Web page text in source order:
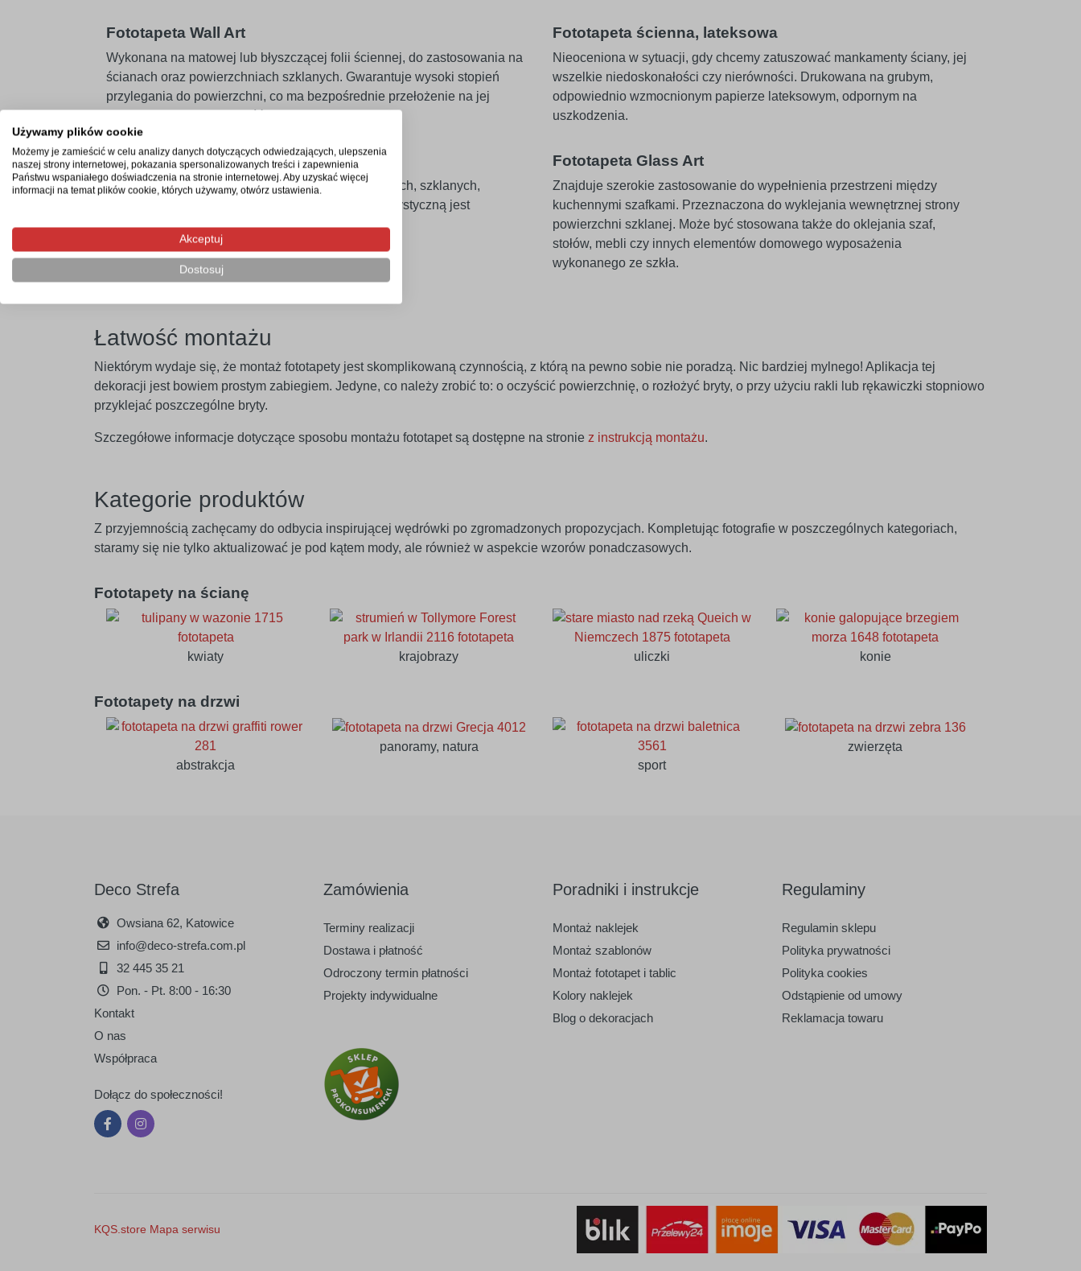
Fototapeta Wall Art
Wykonana na matowej lub błyszczącej folii ściennej, do zastosowania na
ścianach oraz powierzchniach szklanych. Gwarantuje wysoki stopień
przylegania do powierzchni, co ma bezpośrednie przełożenie na jej
Fototapeta Uni Art
Idealnie sprawdza się na powierzchniach metalowych, szklanych,
plastikowych czy drewnianych. Jej cechą charakterystyczną jest
uniwersalność wykorzystania.
Fototapeta ścienna, lateksowa
Nieoceniona w sytuacji, gdy chcemy zatuszować mankamenty ściany, jej
wszelkie niedoskonałości czy nierówności. Drukowana na grubym,
odpowiednio wzmocnionym papierze lateksowym, odpornym na
uszkodzenia.
Fototapeta Glass Art
Znajduje szerokie zastosowanie do wypełnienia przestrzeni między
kuchennymi szafkami. Przeznaczona do wyklejania wewnętrznej strony
powierzchni szklanej. Może być stosowana także do oklejania szaf,
stołów, mebli czy innych elementów domowego wyposażenia
wykonanego ze szkła.
Łatwość montażu
Niektórym wydaje się, że montaż fototapety jest skomplikowaną czynnością, z którą na pewno sobie nie poradzą. Nic bardziej mylnego! Aplikacja tej
dekoracji jest bowiem prostym zabiegiem. Jedyne, co należy zrobić to: o oczyścić powierzchnię, o rozłożyć bryty, o przy użyciu rakli lub rękawiczki stopniowo
przyklejać poszczególne bryty.
Szczegółowe informacje dotyczące sposobu montażu fototapet są dostępne na stronie z instrukcją montażu.
Kategorie produktów
Z przyjemnością zachęcamy do odbycia inspirującej wędrówki po zgromadzonych propozycjach. Kompletując fotografie w poszczególnych kategoriach,
staramy się nie tylko aktualizować je pod kątem mody, ale również w aspekcie wzorów ponadczasowych.
Fototapety na ścianę
kwiaty krajobrazy uliczki konie
Fototapety na drzwi
abstrakcja
panoramy, natura
sport
zwierzęta
Deco Strefa
Owsiana 62, Katowice
info@deco-strefa.com.pl
32 445 35 21
Pon. - Pt. 8:00 - 16:30
Kontakt
O nas
Współpraca
Dołącz do społeczności!
Zamówienia
Terminy realizacji
Dostawa i płatność
Odroczony termin płatności
Projekty indywidualne
Poradniki i instrukcje
Montaż naklejek
Montaż szablonów
Montaż fototapet i tablic
Kolory naklejek
Blog o dekoracjach
Regulaminy
Regulamin sklepu
Polityka prywatności
Polityka cookies
Odstąpienie od umowy
Reklamacja towaru
KQS.store Mapa serwisu
Używamy plików cookie
Możemy je zamieścić w celu analizy danych dotyczących odwiedzających, ulepszenia
naszej strony internetowej, pokazania spersonalizowanych treści i zapewnienia
Państwu wspaniałego doświadczenia na stronie internetowej. Aby uzyskać więcej
informacji na temat plików cookie, których używamy, otwórz ustawienia.
Akceptuj
Dostosuj